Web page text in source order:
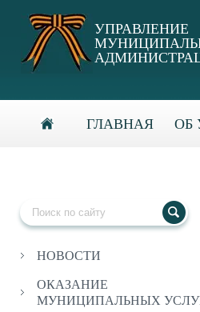
УПРАВЛЕНИЕ
ГЛАВНАЯ ОБ
НОВОСТИ
ОКАЗАНИЕ
МУНИЦИПАЛЬНЫХ